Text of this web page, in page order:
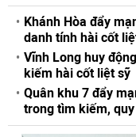
Khánh Hòa đẩy
danh tính hài cốt
Vĩnh Long huy
kiếm hài cốt liệt sỹ
Quân khu 7 đẩy
trong tìm kiếm,